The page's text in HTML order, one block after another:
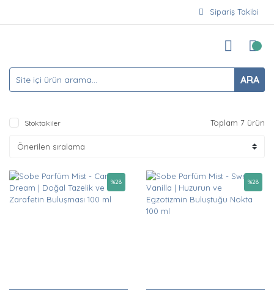
Sipariş Takibi
ARA
Stoktakiler Toplam 7 ürün
%28 %28